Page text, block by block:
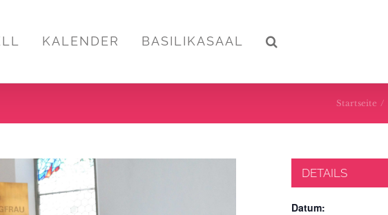
KALENDER BASILIKASAAL
Startseite /
DETAILS
Datum: